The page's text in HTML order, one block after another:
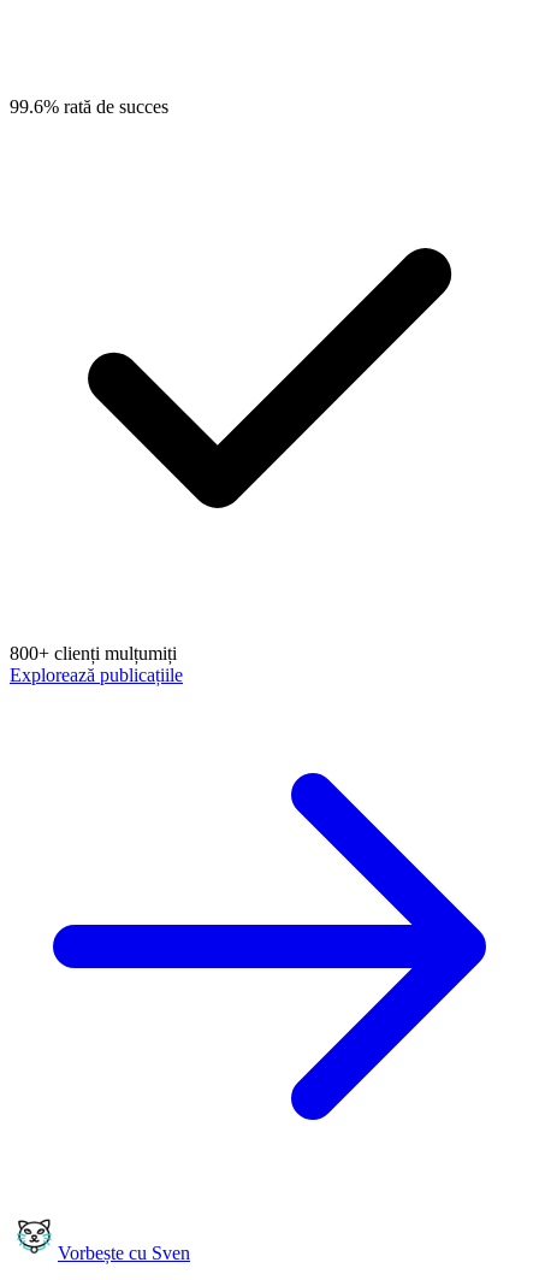
99.6% rată de succes
800+ clienți mulțumiți
Explorează publicațiile
Vorbește cu Sven